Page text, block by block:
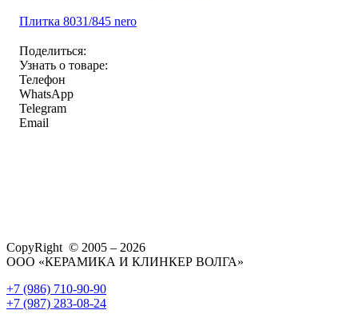
Плитка 8031/845 nero
Поделиться:
Узнать о товаре:
Телефон
WhatsApp
Telegram
Email
CopyRight © 2005 – 2026
ООО «КЕРАМИКА И КЛИНКЕР ВОЛГА»
+7 (986) 710-90-90
+7 (987) 283-08-24